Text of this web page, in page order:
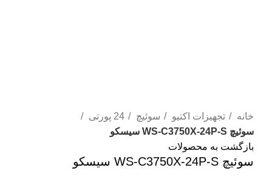
خانه
تجهیزات اکتیو سوئيچ
24 پورتی
سوئیچ WS-C3750X-24P-S سیسکو
بازگشت به محصولات
سوئیچ WS-C3750X-24P-S سیسکو